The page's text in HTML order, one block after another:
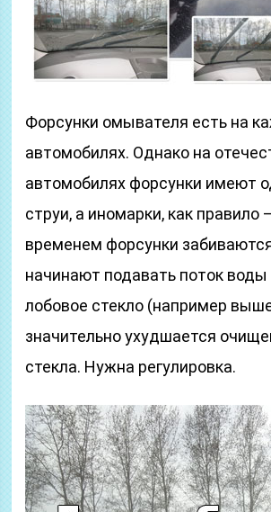
Форсунки омывателя есть на
автомобилях. Однако на
автомобилях форсунки имеют
струи, а иномарки, как правило
временем форсунки
начинают подавать поток воды
лобовое стекло (например
значительно ухудшается
стекла. Нужна регулировка.